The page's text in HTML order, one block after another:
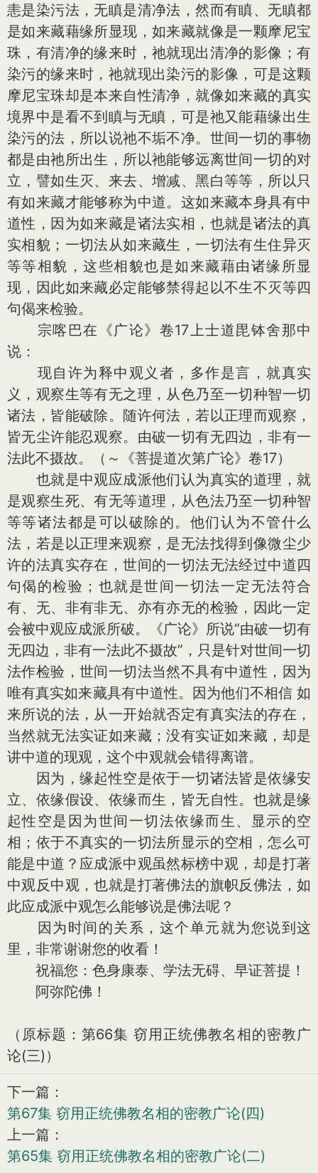
恚是染污法，无瞋是清净法，然而有瞋、无瞋都
是如来藏藉缘所显现，如来藏就像是一颗摩尼宝
珠，有清净的缘来时，祂就现出清净的影像；有
染污的缘来时，祂就现出染污的影像，可是这颗
摩尼宝珠却是本来自性清净，就像如来藏的真实
境界中是看不到瞋与无瞋，可是祂又能藉缘出生
染污的法，所以说祂不垢不净。世间一切的事物
都是由祂所出生，所以祂能够远离世间一切的对
立，譬如生灭、来去、增减、黑白等等，所以只
有如来藏才能够称为中道。这如来藏本身具有中
道性，因为如来藏是诸法实相，也就是诸法的真
实相貌；一切法从如来藏生，一切法有生住异灭
等等相貌，这些相貌也是如来藏藉由诸缘所显
现，因此如来藏必定能够禁得起以不生不灭等四
句偈来检验。
宗喀巴在《广论》卷17上士道毘钵舍那中
说：
现自许为释中观义者，多作是言，就真实
义，观察生等有无之理，从色乃至一切种智一切
诸法，皆能破除。随许何法，若以正理而观察，
皆无尘许能忍观察。由破一切有无四边，非有一
法此不摄故。（～《菩提道次第广论》卷17）
也就是中观应成派他们认为真实的道理，就
是观察生死、有无等道理，从色法乃至一切种智
等等诸法都是可以破除的。他们认为不管什么
法，若是以正理来观察，是无法找得到像微尘少
许的法真实存在，世间的一切法无法经过中道四
句偈的检验；也就是世间一切法一定无法符合
有、无、非有非无、亦有亦无的检验，因此一定
会被中观应成派所破。《广论》所说“由破一切有
无四边，非有一法此不摄故”，只是针对世间一切
法作检验，世间一切法当然不具有中道性，因为
唯有真实如来藏具有中道性。因为他们不相信 如
来所说的法，从一开始就否定有真实法的存在，
当然就无法实证如来藏；没有实证如来藏，却是
讲中道的现观，这个中观就会错得离谱。
因为，缘起性空是依于一切诸法皆是依缘安
立、依缘假设、依缘而生，皆无自性。也就是缘
起性空是因为世间一切法依缘而生、显示的空
相；依于不真实的一切法所显示的空相，怎么可
能是中道？应成派中观虽然标榜中观，却是打著
中观反中观，也就是打著佛法的旗帜反佛法，如
此应成派中观怎么能够说是佛法呢？
因为时间的关系，这个单元就为您说到这
里，非常谢谢您的收看！
祝福您：色身康泰、学法无碍、早证菩提！
阿弥陀佛！
（原标题：第66集 窃用正统佛教名相的密教广
论(三)）
下一篇：
第67集 窃用正统佛教名相的密教广论(四)
上一篇：
第65集 窃用正统佛教名相的密教广论(二)